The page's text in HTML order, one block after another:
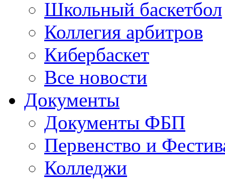
Школьный баскетбол
Коллегия арбитров
Кибербаскет
Все новости
Документы
Документы ФБП
Первенство и
Колледжи